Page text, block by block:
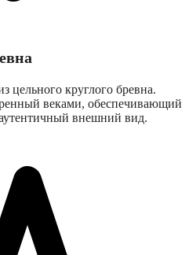
цельного круглого бревна.
веками, обеспечивающий
внешний вид.